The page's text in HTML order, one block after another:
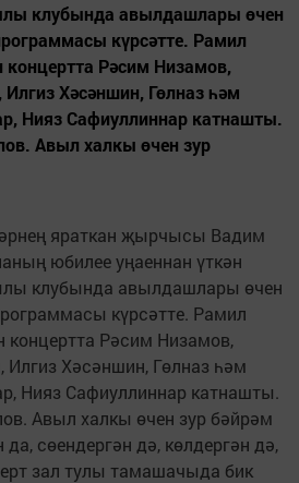
клубында авылдашлары өчен
күрсәтте. Рамил
Рәсим Низамов,
Хәсәншин, Гөлназ һәм
Нияз Сафиуллиннар катнашты.
Авыл халкы өчен зур
яраткан җырчысы Вадим
юбилее уңаеннан үткән
клубында авылдашлары өчен
күрсәтте. Рамил
Рәсим Низамов,
Хәсәншин, Гөлназ һәм
Нияз Сафиуллиннар катнашты.
Авыл халкы өчен зур бәйрәм
сөендергән дә, көлдергән дә,
зал тулы тамашачыда бик